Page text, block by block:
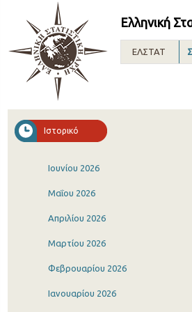
Ελληνική
ΕΛΣΤΑΤ
Ιστορικό
Ιουνίου 2026
Μαΐου 2026
Απριλίου 2026
Μαρτίου 2026
Φεβρουαρίου 2026
Ιανουαρίου 2026